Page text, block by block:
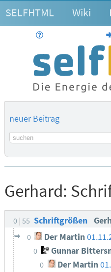
SELFHTML Wiki
neuer Beitrag
Suchbegriff
Gerhard:
0 55 Schriftgrößen
0 Der Martin
0 Gunnar
0 Der Martin